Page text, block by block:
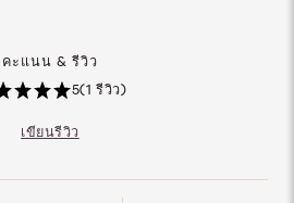
คะแนน & รีวิว
5(1 รีวิว)
เขียนรีวิว